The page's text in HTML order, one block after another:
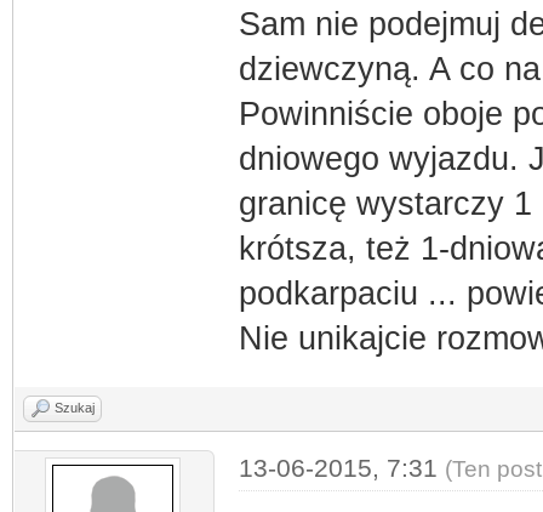
Sam nie podejmuj
dziewczyną. A co
Powinniście oboje
dniowego wyjazdu.
granicę wystarczy
krótsza, też 1-
podkarpaciu ...
Nie unikajcie
Szukaj
13-06-2015, 7:31 (Ten